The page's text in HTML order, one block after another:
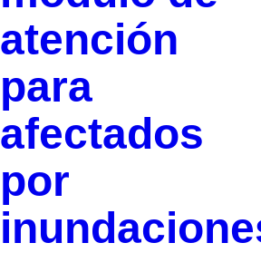
atención
para
afectados
por